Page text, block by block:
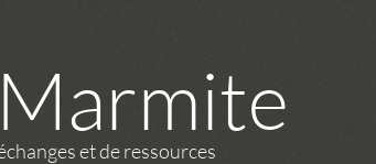
et de ressources